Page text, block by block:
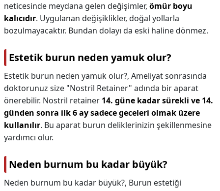
neticesinde meydana gelen değişimler, ömür boyu
kalıcıdır. Uygulanan değişiklikler, doğal yollarla
bozulmayacaktır. Bundan dolayı da eski haline dönmez.
Estetik burun neden yamuk olur?
Estetik burun neden yamuk olur?, Ameliyat sonrasında
doktorunuz size "Nostril Retainer" adında bir aparat
önerebilir. Nostril retainer 14. güne kadar sürekli ve 14.
günden sonra ilk 6 ay sadece geceleri olmak üzere
kullanılır. Bu aparat burun deliklerinizin şekillenmesine
yardımcı olur.
Neden burnum bu kadar büyük?
Neden burnum bu kadar büyük?, Burun estetiği